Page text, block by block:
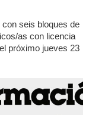
seis bloques de
as con licencia
próximo jueves 23